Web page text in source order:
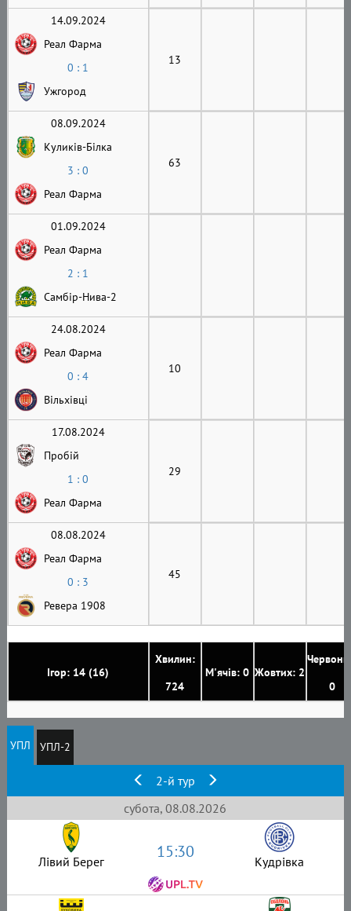
Ігор: 14 (16)
Хвилин:
724
М'ячів: 0 Жовтих: 2
0
14.09.2024
Реал Фарма
0 : 1
Ужгород
13
08.09.2024
Куликів-Білка
3 : 0
Реал Фарма
63
01.09.2024
Реал Фарма
2 : 1
Самбір-Нива-2
24.08.2024
Реал Фарма
0 : 4
Вільхівці
10
17.08.2024
Пробій
1 : 0
Реал Фарма
29
08.08.2024
Реал Фарма
0 : 3
Ревера 1908
45
УПЛ УПЛ-2
2-й тур
субота, 08.08.2026
Лівий Берег 15:30 Кудрівка